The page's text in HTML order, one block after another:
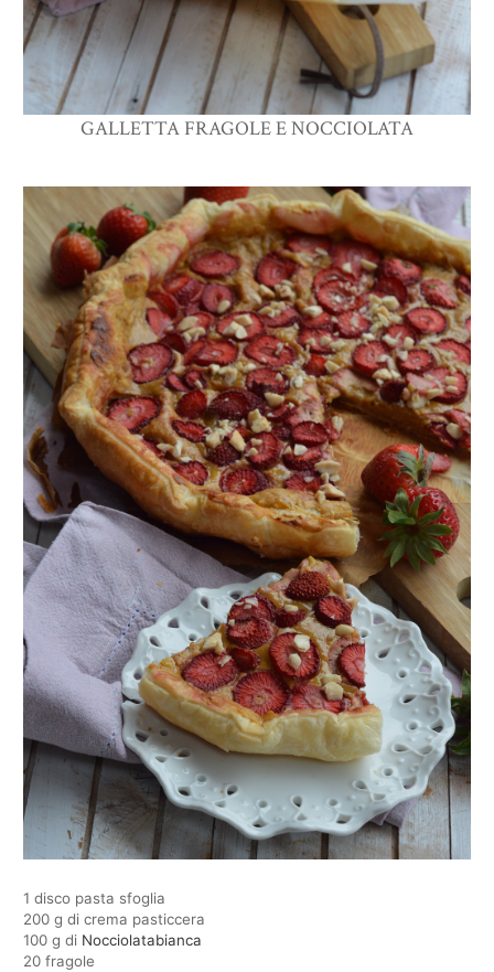
GALLETTA FRAGOLE E NOCCIOLATA
1 disco pasta sfoglia
200 g di crema pasticcera
100 g di Nocciolatabianca
20 fragole